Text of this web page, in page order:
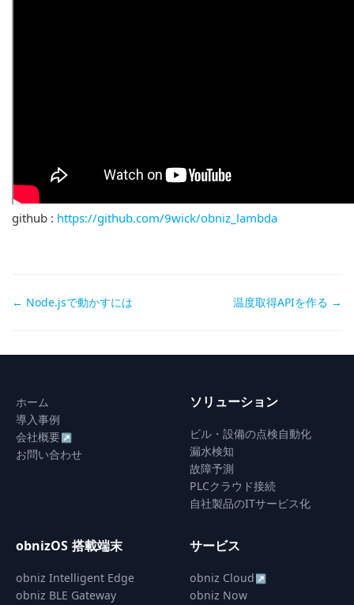
github : https://github.com/9wick/obniz_lambda
Doc
← Node.jsで動かすには 温度取得APIを作る →
ホーム
導入事例
会社概要↗
お問い合わせ
ソリューション
ビル・設備の点検自動化
漏水検知
故障予測
PLCクラウド接続
自社製品のITサービス化
obnizOS 搭載端末
obniz Intelligent Edge
obniz BLE Gateway
サービス
obniz Cloud ↗
obniz Now